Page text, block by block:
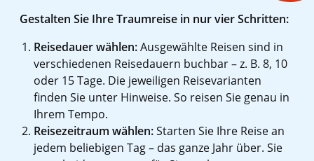
Gestalten Sie Ihre Traumreise in nur vier Schritten:
Reisedauer wählen:Ausgewählte Reisen sind in
verschiedenen Reisedauern buchbar – z. B. 8, 10
oder 15 Tage. Die jeweiligen Reisevarianten
finden Sie unter Hinweise. So reisen Sie genau in
Ihrem Tempo.
Reisezeitraum wählen:Starten Sie Ihre Reise an
jedem beliebigen Tag – das ganze Jahr über. Sie